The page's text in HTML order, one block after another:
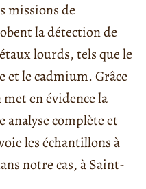
missions de
la détection de
lourds, tels que le
et le cadmium. Grâce
en évidence la
complète et
les échantillons à
notre cas, à Saint-